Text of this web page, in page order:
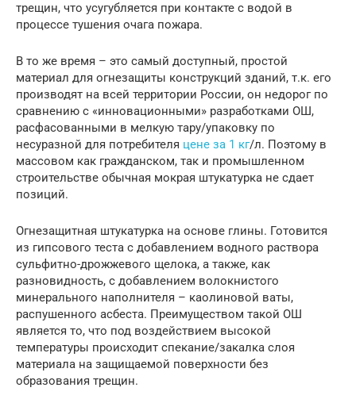
трещин, что усугубляется при контакте с водой в
процессе тушения очага пожара.
В то же время – это самый доступный, простой
материал для огнезащиты конструкций зданий, т.к. его
производят на всей территории России, он недорог по
сравнению с «инновационными» разработками ОШ,
расфасованными в мелкую тару/упаковку по
несуразной для потребителя цене за 1 кг/л. Поэтому в
массовом как гражданском, так и промышленном
строительстве обычная мокрая штукатурка не сдает
позиций.
Огнезащитная штукатурка на основе глины. Готовится
из гипсового теста с добавлением водного раствора
сульфитно-дрожжевого щелока, а также, как
разновидность, с добавлением волокнистого
минерального наполнителя – каолиновой ваты,
распушенного асбеста. Преимуществом такой ОШ
является то, что под воздействием высокой
температуры происходит спекание/закалка слоя
материала на защищаемой поверхности без
образования трещин.